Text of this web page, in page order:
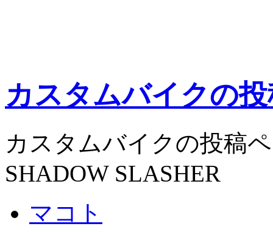
カスタムバイクの
カスタムバイクの投稿
SHADOW SLASHER
マコト